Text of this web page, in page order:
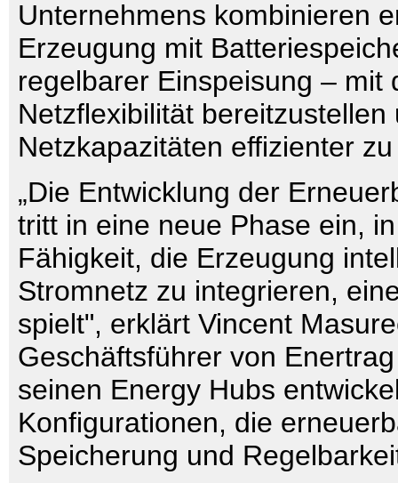
Unternehmens kombinieren
Erzeugung mit
regelbarer Einspeisung – mit
Netzflexibilität
Netzkapazitäten effizienter
„Die Entwicklung der
tritt in eine neue Phase ein,
Fähigkeit, die Erzeugung
Stromnetz zu integrieren,
spielt", erklärt Vincent
Geschäftsführer von
seinen Energy Hubs
Konfigurationen, die
Speicherung und